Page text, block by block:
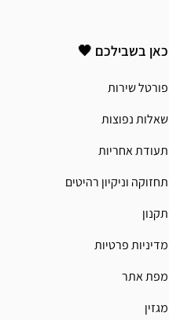
כאן בשבילכם 🖤
פורטל שירות
שאלות נפוצות
תעודת אחריות
תחזוקה וניקיון רהיטים
תקנון
מדיניות פרטיות
מפת אתר
מגזין